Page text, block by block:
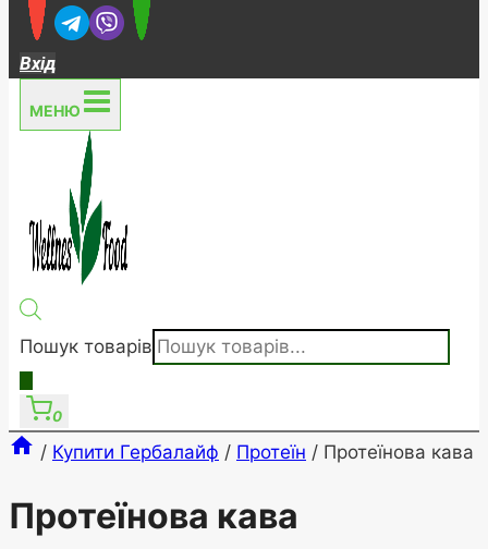
Вхід
МЕНЮ
Пошук товарів
0
/ Купити Гербалайф / Протеїн / Протеїнова кава
Протеїнова кава